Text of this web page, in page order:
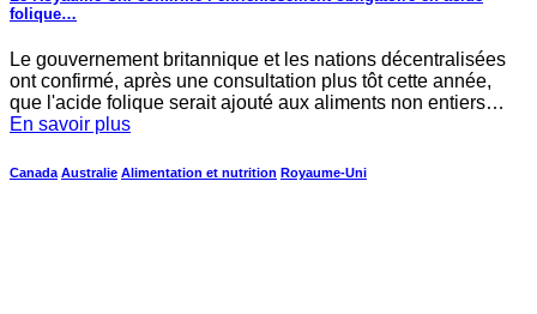
folique…
Le gouvernement britannique et les nations décentralisées
ont confirmé, après une consultation plus tôt cette année,
que l'acide folique serait ajouté aux aliments non entiers…
En savoir plus
Canada Australie Alimentation et nutrition Royaume-Uni